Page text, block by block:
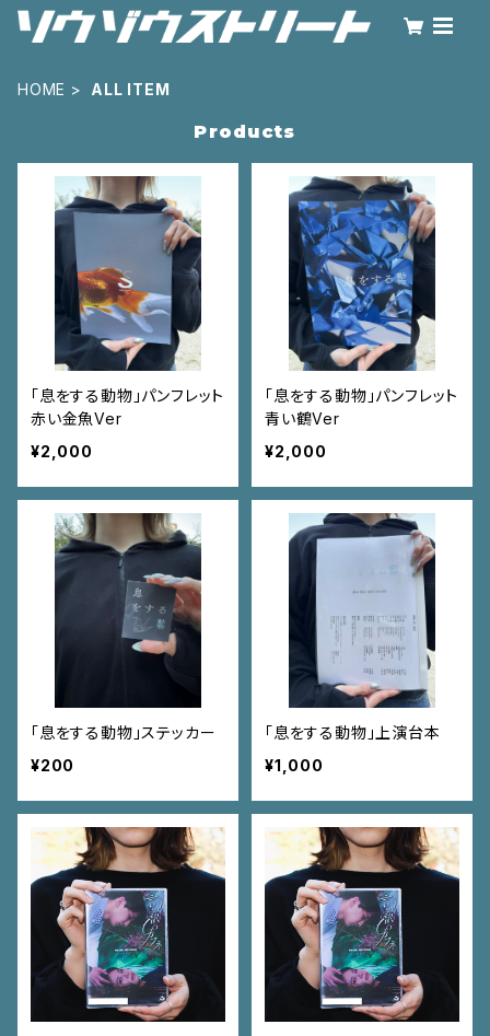
HOME ALL ITEM
Products
「息をする動物」パンフレット
赤い金魚Ver
¥2,000
「息をする動物」パンフレット
青い鶴Ver
¥2,000
「息をする動物」ステッカー
¥200
「息をする動物」上演台本
¥1,000